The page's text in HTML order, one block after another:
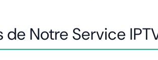
Notre Service